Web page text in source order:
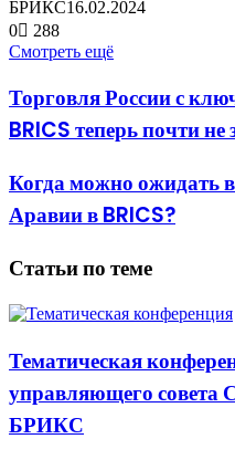
БРИКС16.02.2024
0
288
Смотреть ещё
Торговля России с
BRICS теперь почти не
Когда можно ожидать
Аравии в BRICS?
Статьи по теме
Тематическая
управляющего совета
БРИКС